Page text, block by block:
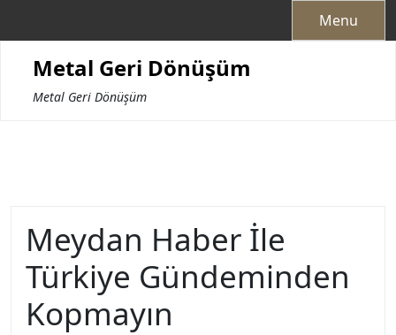
Menu
Metal Geri Dönüşüm
Metal Geri Dönüşüm
Meydan Haber İle
Türkiye Gündeminden
Kopmayın